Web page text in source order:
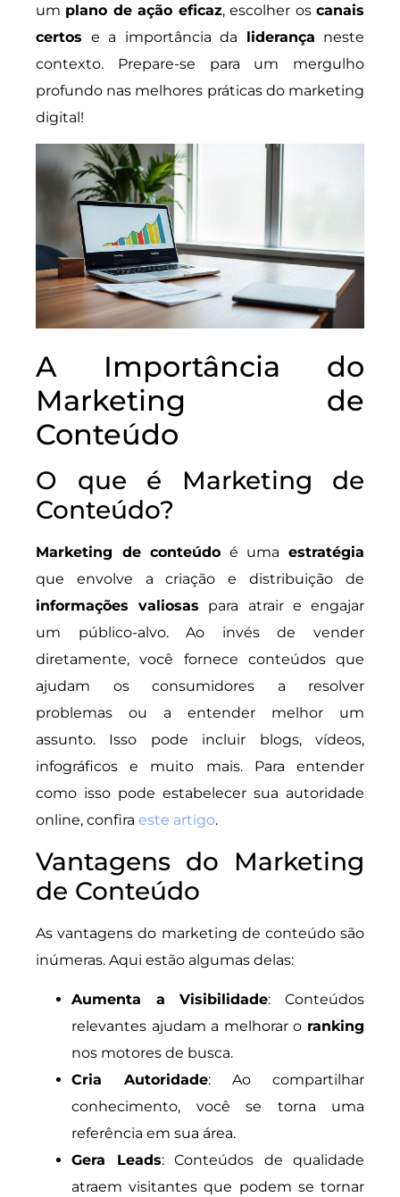
um plano de ação eficaz, escolher oscanais
certos e a importância da liderança neste
contexto. Prepare-se para um mergulho
profundo nas melhores práticas do marketing
digital!
A Importância do
Marketing de
Conteúdo
O que é Marketing de
Conteúdo?
Marketing de conteúdo é umaestratégia
que envolve a criação e distribuição de
informações valiosas para atrair e engajar
um público-alvo. Ao invés de vender
diretamente, você fornece conteúdos que
ajudam os consumidores a resolver
problemas ou a entender melhor um
assunto. Isso pode incluir blogs, vídeos,
infográficos e muito mais. Para entender
como isso pode estabelecer sua autoridade
online, confira este artigo.
Vantagens do Marketing
de Conteúdo
As vantagens do marketing de conteúdo são
inúmeras. Aqui estão algumas delas:
Aumenta a Visibilidade: Conteúdos
relevantes ajudam a melhorar o ranking
nos motores de busca.
Cria Autoridade: Ao compartilhar
conhecimento, você se torna uma
referência em sua área.
Gera Leads: Conteúdos de qualidade
atraem visitantes que podem se tornar